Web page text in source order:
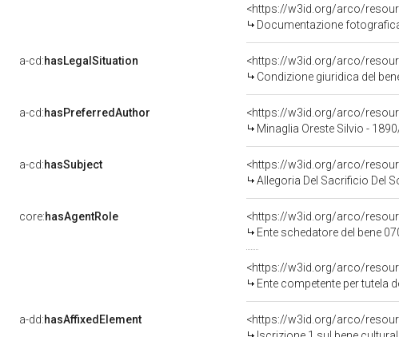
<https://w3id.org/arco/
Documentazione
a-cd:hasLegalSituation
<https://w3id.org/arco/
Condizione giuridica del
a-cd:hasPreferredAuthor
<https://w3id.org/arco/
Minaglia Oreste Silvio -
a-cd:hasSubject
<https://w3id.org/arco/
Allegoria Del Sacrificio Del
core:hasAgentRole
<https://w3id.org/arco/
Ente schedatore del bene
<https://w3id.org/arco/
Ente competente per tutela
a-dd:hasAffixedElement
<https://w3id.org/arco/